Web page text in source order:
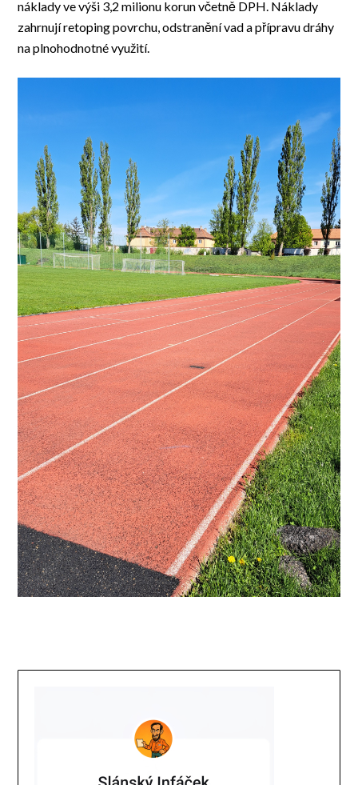
náklady ve výši 3,2 milionu korun včetně DPH. Náklady
zahrnují retoping povrchu, odstranění vad a přípravu dráhy
na plnohodnotné využití.